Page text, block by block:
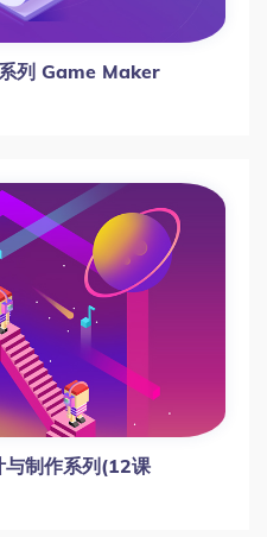
列 Game Maker
与制作系列(12课